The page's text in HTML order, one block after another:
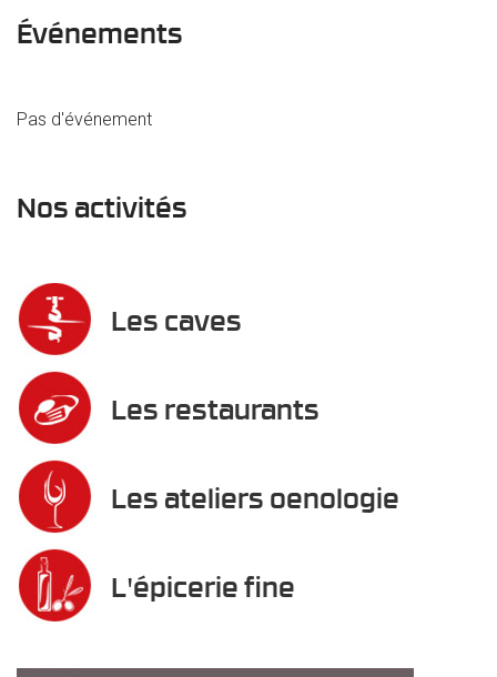
Événements
Pas d'événement
Nos activités
Les caves
Les restaurants
Les ateliers oenologie
L'épicerie fine